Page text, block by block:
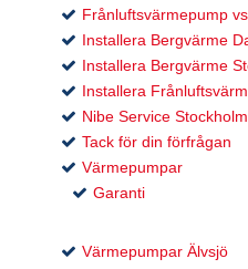
Frånluftsvärmepump
Installera Bergvärme
Installera Bergvärme
Installera
Nibe Service Stockholm
Tack för din förfrågan
Värmepumpar
Garanti
Värmepumpar Älvsjö